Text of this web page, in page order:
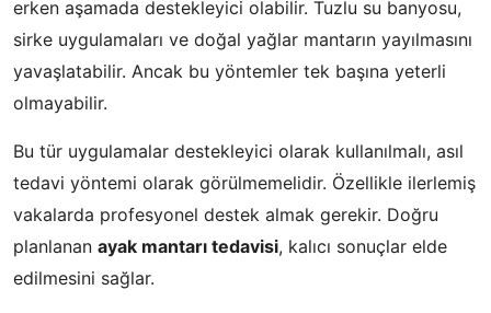
erken aşamada destekleyici olabilir. Tuzlu su banyosu,
sirke uygulamaları ve doğal yağlar mantarın yayılmasını
yavaşlatabilir. Ancak bu yöntemler tek başına yeterli
olmayabilir.
Bu tür uygulamalar destekleyici olarak kullanılmalı, asıl
tedavi yöntemi olarak görülmemelidir. Özellikle ilerlemiş
vakalarda profesyonel destek almak gerekir. Doğru
planlanan ayak mantarı tedavisi, kalıcı sonuçlar elde
edilmesini sağlar.